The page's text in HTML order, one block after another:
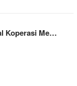
Koperasi Me…